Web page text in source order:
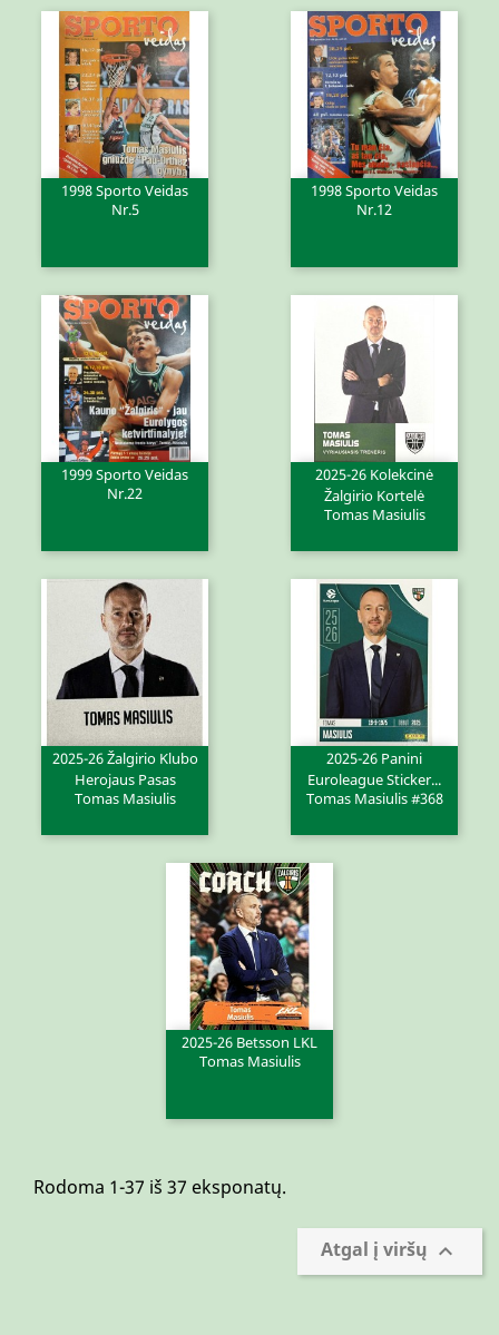
1998 Sporto Veidas
Nr.5
1998 Sporto Veidas
Nr.12
1999 Sporto Veidas
Nr.22
2025-26 Kolekcinė
Žalgirio Kortelė
Tomas Masiulis
2025-26 Žalgirio Klubo
Herojaus Pasas
Tomas Masiulis
2025-26 Panini
Euroleague Sticker...
Tomas Masiulis #368
2025-26 Betsson LKL
Tomas Masiulis
Rodoma 1-37 iš 37 eksponatų.
Atgal į viršų 